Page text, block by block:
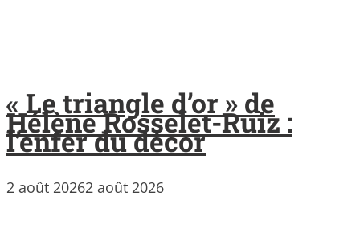
« Le triangle d’or » de
Hélène Rosselet-Ruiz :
l’enfer du décor
2 août 20262 août 2026